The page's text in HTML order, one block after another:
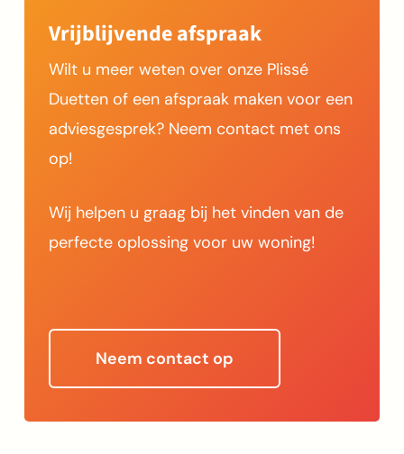
Vrijblijvende afspraak
Wilt u meer weten over onze Plissé
Duetten of een afspraak maken voor een
adviesgesprek? Neem contact met ons
op!
Wij helpen u graag bij het vinden van de
perfecte oplossing voor uw woning!
Neem contact op